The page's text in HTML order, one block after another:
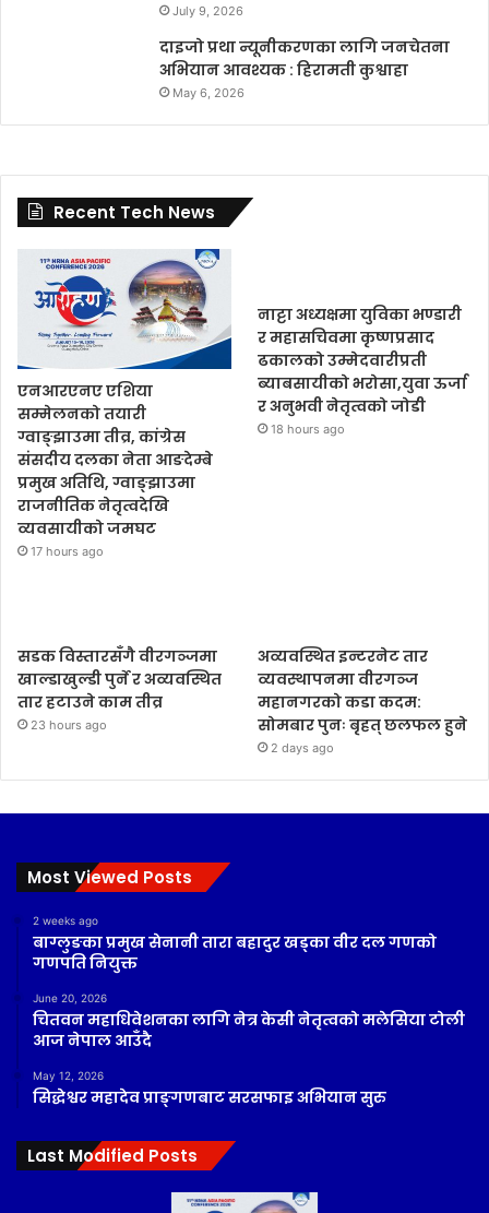
July 9, 2026
दाइजो प्रथा न्यूनीकरणका लागि जनचेतना
अभियान आवश्यक : हिरामती कुश्वाहा
May 6, 2026
Recent Tech News
एनआरएनए एशिया
सम्मेलनको तयारी
ग्वाङ्झाउमा तीव्र, कांग्रेस
संसदीय दलका नेता आङदेम्बे
प्रमुख अतिथि, ग्वाङ्झाउमा
राजनीतिक नेतृत्वदेखि
व्यवसायीको जमघट
17 hours ago
नाट्टा अध्यक्षमा युविका भण्डारी
र महासचिवमा कृष्णप्रसाद
ढकालको उम्मेदवारीप्रती
ब्याबसायीको भरोसा,युवा ऊर्जा
र अनुभवी नेतृत्वको जोडी
18 hours ago
सडक विस्तारसँगै वीरगञ्जमा
खाल्डाखुल्डी पुर्ने र अव्यवस्थित
तार हटाउने काम तीव्र
23 hours ago
अव्यवस्थित इन्टरनेट तार
व्यवस्थापनमा वीरगञ्ज
महानगरको कडा कदम:
सोमबार पुनः बृहत् छलफल हुने
2 days ago
Most Viewed Posts
2 weeks ago
बाग्लुङका प्रमुख सेनानी तारा बहादुर खड्का वीर दल गणको
गणपति नियुक्त
June 20, 2026
चितवन महाधिवेशनका लागि नेत्र केसी नेतृत्वको मलेसिया टोली
आज नेपाल आउँदै
May 12, 2026
सिद्धेश्वर महादेव प्राङ्गणबाट सरसफाइ अभियान सुरु
Last Modified Posts